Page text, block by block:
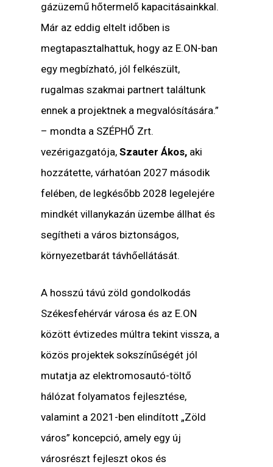
gázüzemű hőtermelő kapacitásainkkal.
Már az eddig eltelt időben is
megtapasztalhattuk, hogy az E.ON-ban
egy megbízható, jól felkészült,
rugalmas szakmai partnert találtunk
ennek a projektnek a megvalósítására.”
– mondta a SZÉPHŐ Zrt.
vezérigazgatója,Szauter Ákos, aki
hozzátette, várhatóan 2027 második
felében, de legkésőbb 2028 legelejére
mindkét villanykazán üzembe állhat és
segítheti a város biztonságos,
környezetbarát távhőellátását.
A hosszú távú zöld gondolkodás
Székesfehérvár városa és az E.ON
között évtizedes múltra tekint vissza, a
közös projektek sokszínűségét jól
mutatja az elektromosautó-töltő
hálózat folyamatos fejlesztése,
valamint a 2021-ben elindított „Zöld
város” koncepció, amely egy új
városrészt fejleszt okos és